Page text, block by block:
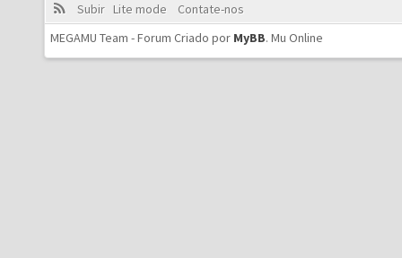
Subir Lite mode
Contate-nos
MEGAMU Team - Forum Criado por MyBB. Mu Online